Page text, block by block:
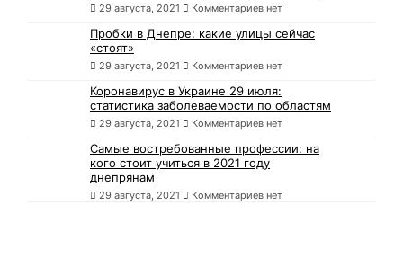
29 августа, 2021 Комментариев нет
Пробки в Днепре: какие улицы сейчас
«стоят»
29 августа, 2021 Комментариев нет
Коронавирус в Украине 29 июля:
статистика заболеваемости по областям
29 августа, 2021 Комментариев нет
Самые востребованные профессии: на
кого стоит учиться в 2021 году
днепрянам
29 августа, 2021 Комментариев нет